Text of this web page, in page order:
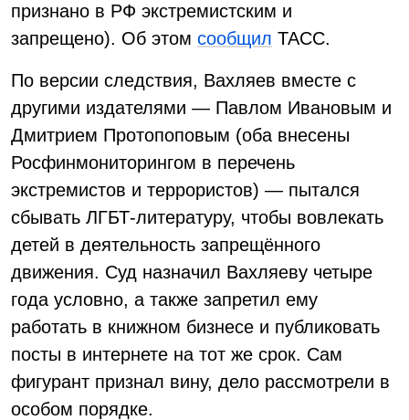
признано в РФ экстремистским и
запрещено). Об этом сообщил ТАСС.
По версии следствия, Вахляев вместе с
другими издателями — Павлом Ивановым и
Дмитрием Протопоповым (оба внесены
Росфинмониторингом в перечень
экстремистов и террористов) — пытался
сбывать ЛГБТ-литературу, чтобы вовлекать
детей в деятельность запрещённого
движения. Суд назначил Вахляеву четыре
года условно, а также запретил ему
работать в книжном бизнесе и публиковать
посты в интернете на тот же срок. Сам
фигурант признал вину, дело рассмотрели в
особом порядке.